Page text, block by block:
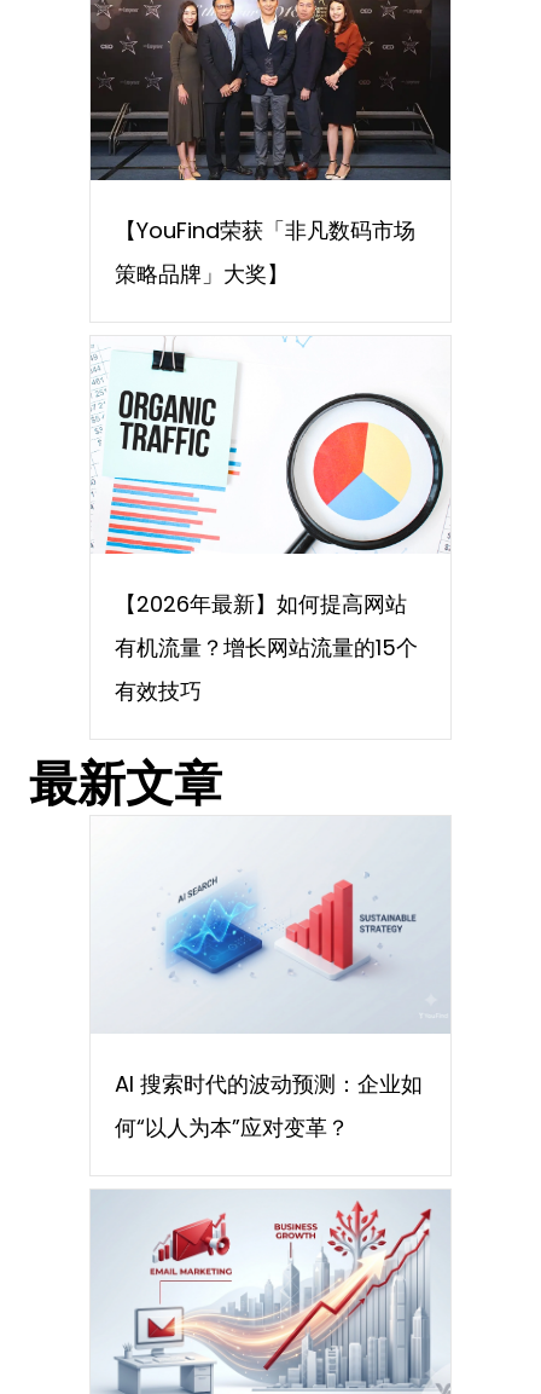
【YouFind荣获「非凡数码市场
策略品牌」大奖】
【2026年最新】如何提高网站
有机流量？增长网站流量的15个
有效技巧
最新文章
AI 搜索时代的波动预测：企业如
何“以人为本”应对变革？